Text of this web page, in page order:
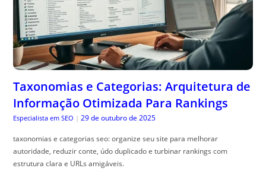
Taxonomias e Categorias: Arquitetura de
Informação Otimizada Para Rankings
Especialista em SEO | 29 de outubro de 2025
taxonomias e categorias seo: organize seu site para melhorar
autoridade, reduzir conte, údo duplicado e turbinar rankings com
estrutura clara e URLs amigáveis.